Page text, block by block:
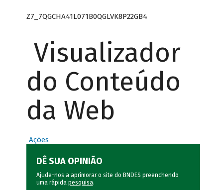
Z7_7QGCHA41L071B0QGLVK8P22GB4
Visualizador
do Conteúdo
da Web
Ações
DÊ SUA OPINIÃO
Ajude-nos a aprimorar o site do BNDES preenchendo
uma rápida pesquisa.